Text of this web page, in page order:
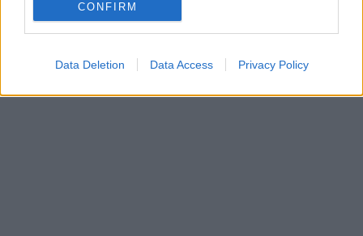
CONFIRM
Data Deletion Data Access Privacy Policy